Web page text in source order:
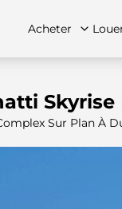
Acheter
Skyrise
Sur Plan À